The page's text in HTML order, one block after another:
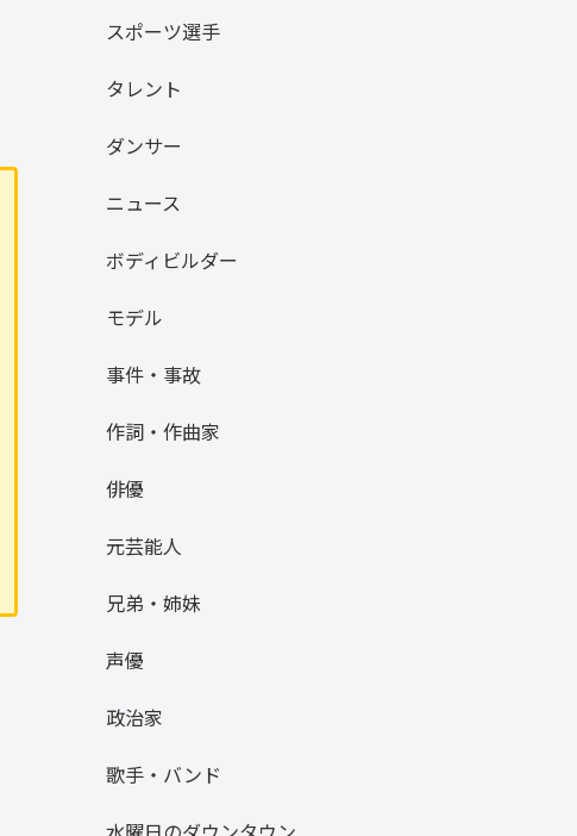
スポーツ選手
タレント
ダンサー
ニュース
ボディビルダー
モデル
事件・事故
作詞・作曲家
俳優
元芸能人
兄弟・姉妹
声優
政治家
歌手・バンド